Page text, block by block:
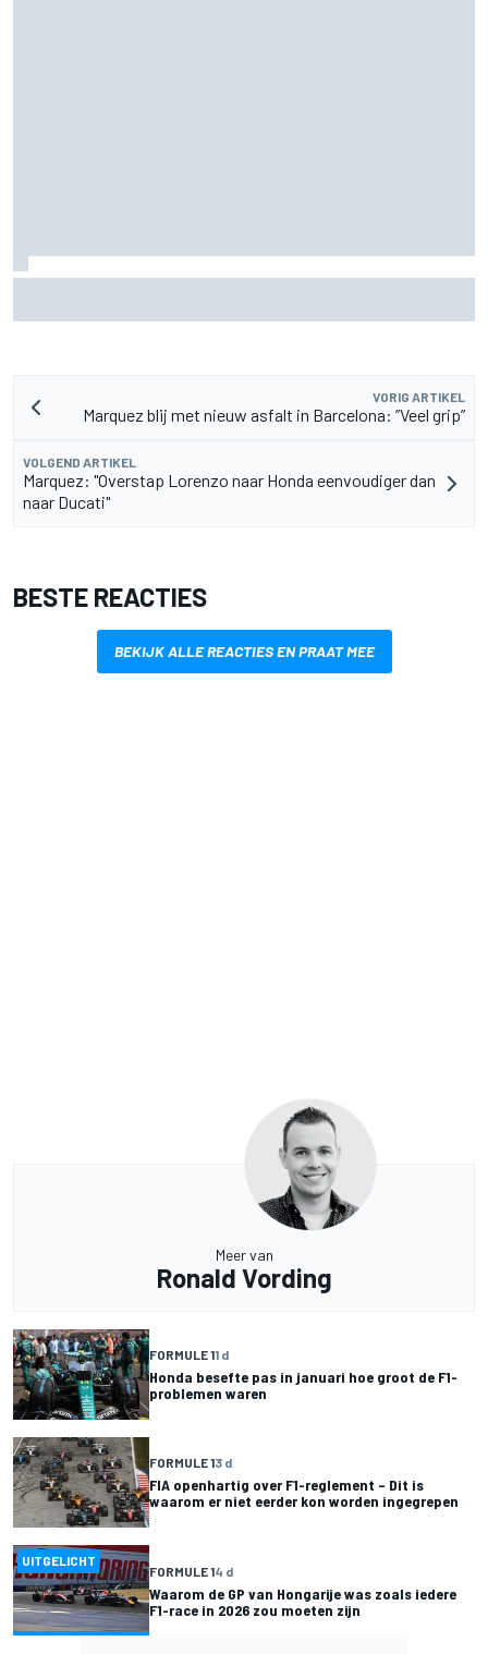
VORIG ARTIKEL
Marquez blij met nieuw asfalt in Barcelona: ”Veel grip”
VOLGEND ARTIKEL
Marquez: "Overstap Lorenzo naar Honda eenvoudiger dan
naar Ducati"
BESTE REACTIES
BEKIJK ALLE REACTIES EN PRAAT MEE
Meer van
Ronald Vording
FORMULE 11 d
Honda besefte pas in januari hoe groot de F1-
problemen waren
FORMULE 13 d
FIA openhartig over F1-reglement – Dit is
waarom er niet eerder kon worden ingegrepen
UITGELICHT
FORMULE 14 d
Waarom de GP van Hongarije was zoals iedere
F1-race in 2026 zou moeten zijn